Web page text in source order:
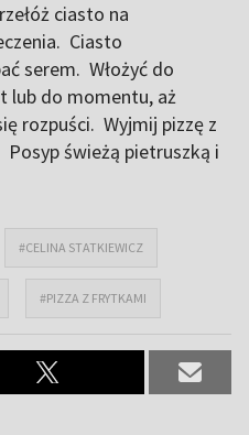
ciasto na
Ciasto
serem. Włożyć do
lub do momentu, aż
rozpuści. Wyjmij pizzę z
świeżą pietruszką i
#CELINA STATKIEWICZ
#PIZZA Z FRYTKAMI